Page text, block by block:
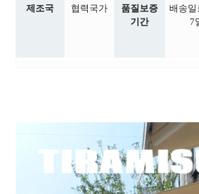
제조국
협력국가
품질보증
기간
배송일
7